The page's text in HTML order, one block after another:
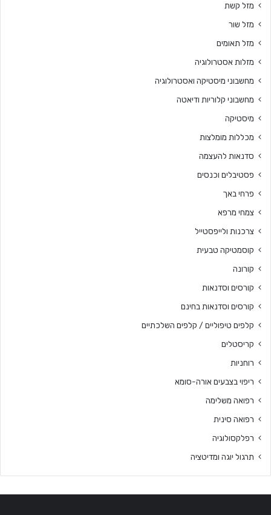
מזל קשת
מזל שור
מזל תאומים
מזלות אסטרולוגיה
מחשבוני מיסטיקה ואסטרולוגיה
מחשבוני קלוריות ודיאטה
מיסטיקה
מכללות מומלצות
סדנאות להעצמה
פסטיבלים וכנסים
פרחי באך
צמחי מרפא
צרכנות ולייפסטייל
קוסמטיקה טבעית
קורונה
קורסים וסדנאות
קורסים וסדנאות בחינם
קלפים טיפוליים / קלפים השלכתיים
קריסטלים
רוחניות
ריפוי בצבעים אורה-סומא
רפואה משלימה
רפואה סינית
רפלקסולוגיה
תרגול יוגה ומדיטציה